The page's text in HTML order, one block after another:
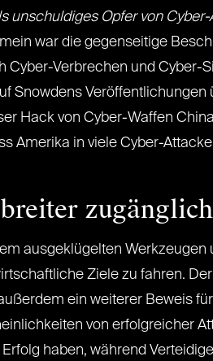
unschuldiges Opfer von
war die gegenseitige
Verbrechen und Cyber-
Snowdens Veröffentlichungen
Hack von Cyber-Waffen
Amerika in viele Cyber-
zugänglich
ausgeklügelten Werkzeugen
Ziele zu fahren.
ein weiterer Beweis
von erfolgreicher
haben, während